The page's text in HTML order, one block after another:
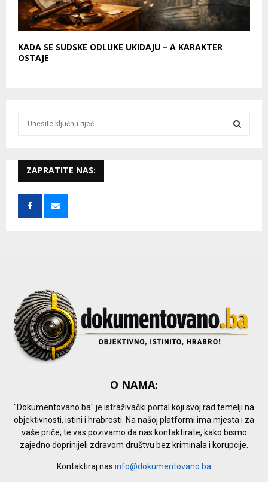
KADA SE SUDSKE ODLUKE UKIDAJU – A KARAKTER
OSTAJE
h
f
r
ZAPRATITE NAS:
O NAMA:
"Dokumentovano.ba" je istraživački portal koji svoj rad temelji na
objektivnosti, istini i hrabrosti. Na našoj platformi ima mjesta i za
vaše priče, te vas pozivamo da nas kontaktirate, kako bismo
zajedno doprinijeli zdravom društvu bez kriminala i korupcije.
Kontaktiraj nas info@dokumentovano.ba